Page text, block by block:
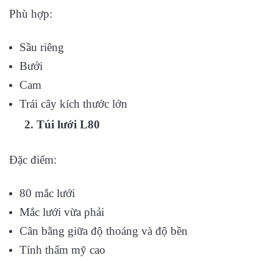
Phù hợp:
Sầu riêng
Bưởi
Cam
Trái cây kích thước lớn
2. Túi lưới L80
Đặc điểm:
80 mắc lưới
Mắc lưới vừa phải
Cân bằng giữa độ thoáng và độ bền
Tính thẩm mỹ cao